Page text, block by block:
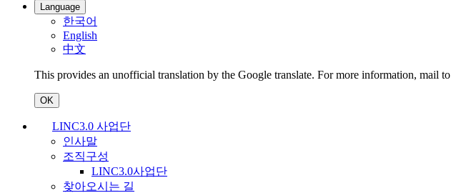
Language
한국어
English
中文
This provides an unofficial translation by the Google translate. For more information, mail to
OK
LINC3.0 사업단
인사말
조직구성
LINC3.0사업단
찾아오시는 길